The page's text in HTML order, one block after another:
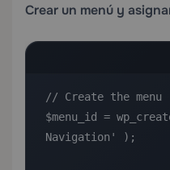
Crear un menú y
// Create the menu
$menu_id =
Navigation' );